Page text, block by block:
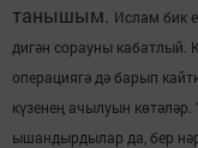
танышым. Ислам бик
дигән сорауны кабатлый.
операциягә дә барып
күзенең ачылуын
ышандырдылар да, бер